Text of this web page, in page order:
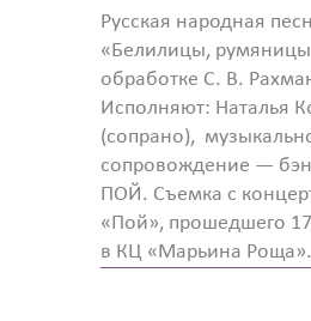
Русская народная
«Белилицы,
обработке С. В.
Исполняют: Наталья
(сопрано),
сопровождение —
ПОЙ. Съемка с
«Пой», прошедшего
в КЦ «Марьина Роща».